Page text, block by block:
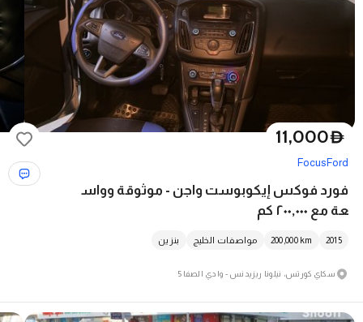
D
11,000
Ford
Focus
فورد فوكس إيكوبوست واجن - موثوقة وواس
عة مع ٢٠٠,٠٠٠ كم
2015
200,000 km مواصفات الخليج بنزين
سكاي كورتس، نيلونا ريزيدنس - وادي الصفا 5